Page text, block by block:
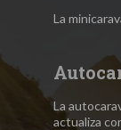
La
La
actualiza